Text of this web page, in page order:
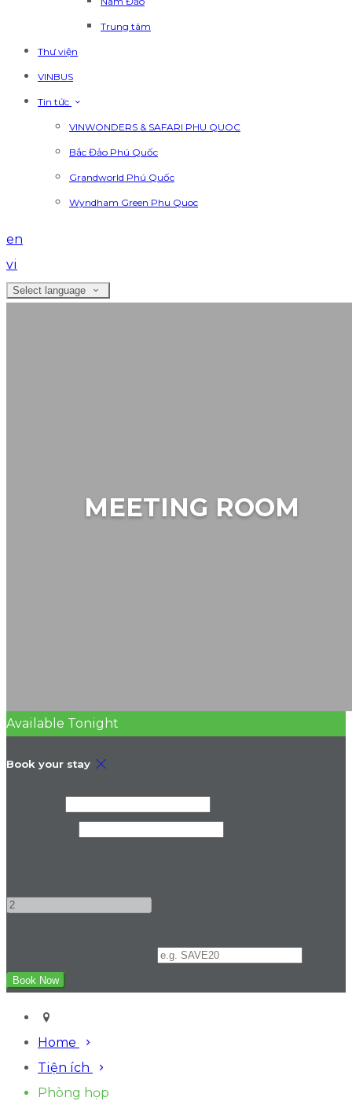
Trung tâm
Thư viện
VINBUS
Tin tức
VINWONDERS & SAFARI PHU QUOC
Bắc Đảo Phú Quốc
Grandworld Phú Quốc
Wyndham Green Phu Quoc
en
vi
Select language
MEETING ROOM
Available Tonight
Book your stay
Home
Tiện ích
Phòng họp